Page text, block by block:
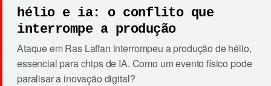
hélio e ia: o conflito que
interrompe a produção
Ataque em Ras Laffan interrompeu a produção de hélio,
essencial para chips de IA. Como um evento físico pode
paralisar a inovação digital?